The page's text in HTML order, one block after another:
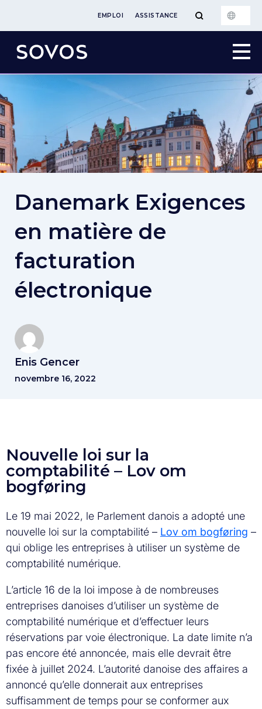
EMPLOI ASSISTANCE
Danemark Exigences
en matière de
facturation
électronique
Enis Gencer
novembre 16, 2022
Nouvelle loi sur la
comptabilité – Lov om
bogføring
Le 19 mai 2022, le Parlement danois a adopté une
nouvelle loi sur la comptabilité – Lov om bogføring –
qui oblige les entreprises à utiliser un système de
comptabilité numérique.
L’article 16 de la loi impose à de nombreuses
entreprises danoises d’utiliser un système de
comptabilité numérique et d’effectuer leurs
réservations par voie électronique. La date limite n’a
pas encore été annoncée, mais elle devrait être
fixée à juillet 2024. L’autorité danoise des affaires a
annoncé qu’elle donnerait aux entreprises
suffisamment de temps pour se conformer aux